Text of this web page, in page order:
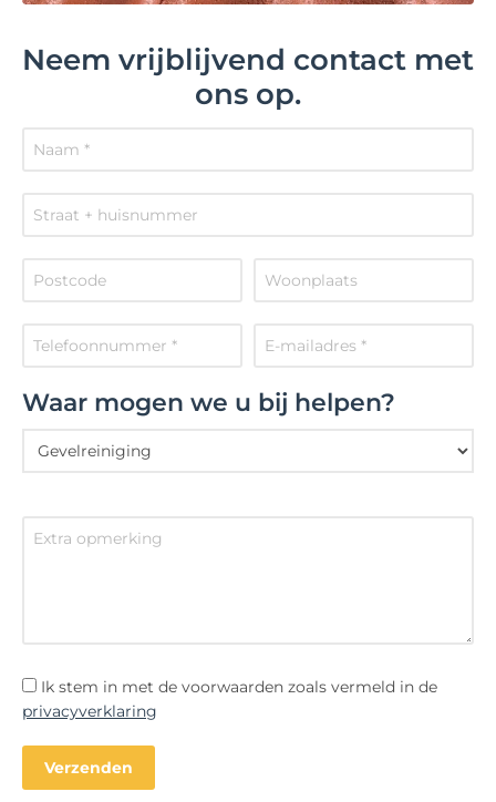
Neem vrijblijvend contact met
ons op.
Waar mogen we u bij helpen?
Ik stem in met de voorwaarden zoals vermeld in de
privacyverklaring